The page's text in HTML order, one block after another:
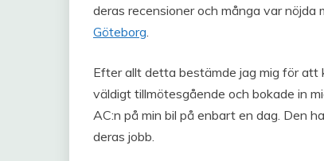
deras recensioner och många var
Göteborg.
Efter allt detta bestämde jag mig för
väldigt tillmötesgående och bokade in
AC:n på min bil på enbart en dag. Den
deras jobb.